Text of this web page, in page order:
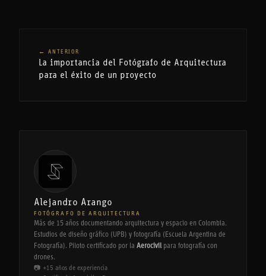
← ANTERIOR
La importancia del Fotógrafo de Arquitectura
para el éxito de un proyecto
Alejandro Arango
FOTÓGRAFO DE ARQUITECTURA
Más de 15 años documentando arquitectura y espacio en Colombia.
Estudios de diseño gráfico (UPB) y fotografía (Escuela Argentina de
Fotografía). Piloto certificado por la Aerocivilpara fotografía con
drones.
📷 +15 años de experiencia